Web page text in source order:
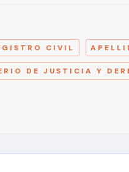
CIVIL
DE JUSTICIA Y